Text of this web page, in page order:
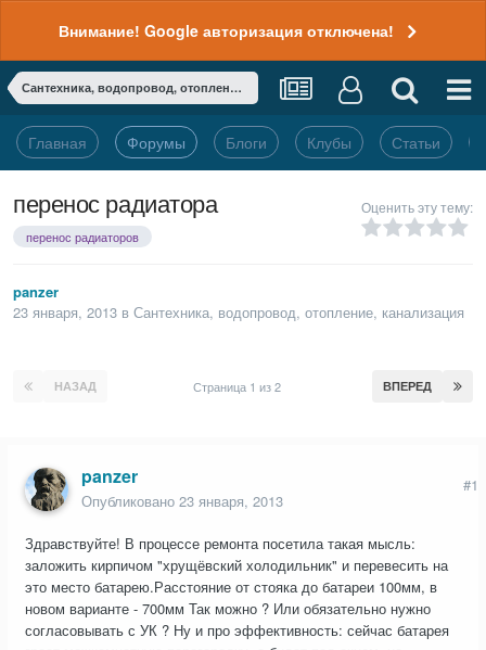
Внимание! Google авторизация отключена!
Сантехника, водопровод, отопление, канализация
Главная Форумы Блоги Клубы Статьи
перенос радиатора
перенос радиаторов
Оценить эту тему:
panzer
23 января, 2013 в Сантехника, водопровод, отопление, канализация
НАЗАД ВПЕРЕД
Страница 1 из 2
panzer
Опубликовано 23 января, 2013
#1
Здравствуйте! В процессе ремонта посетила такая мысль:
заложить кирпичом "хрущёвский холодильник" и перевесить на
это место батарею.Расстояние от стояка до батареи 100мм, в
новом варианте - 700мм Так можно ? Или обязательно нужно
согласовывать с УК ? Ну и про эффективность: сейчас батарея